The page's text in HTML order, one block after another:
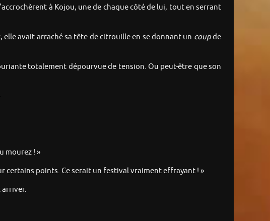
à Kojou, une de chaque côté de lui, tout en serrant
avait arraché sa tête de citrouille en se donnant un coupde
totalement dépourvue de tension. Ou peut-être que son
mourez ! »
certains points. Ce serait un festival vraiment effrayant ! »
arriver.